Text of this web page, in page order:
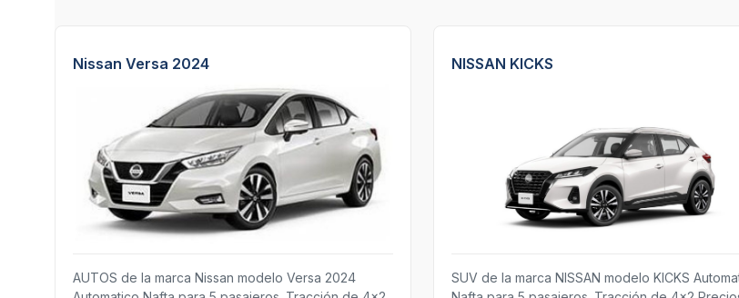
Nissan Versa 2024
AUTOS de la marca Nissan modelo Versa 2024
NISSAN KICKS
SUV de la marca NISSAN modelo KICKS